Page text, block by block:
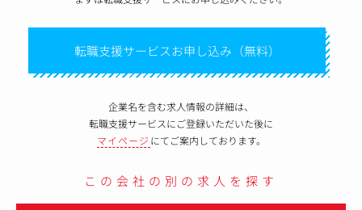
転職支援サービスお申し込み（無料）
企業名を含む求人情報の詳細は、
転職支援サービスにご登録いただいた後に
マイページ にてご案内しております。
この会社の別の求人を探す